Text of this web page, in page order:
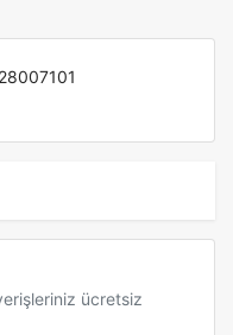
ücretsiz